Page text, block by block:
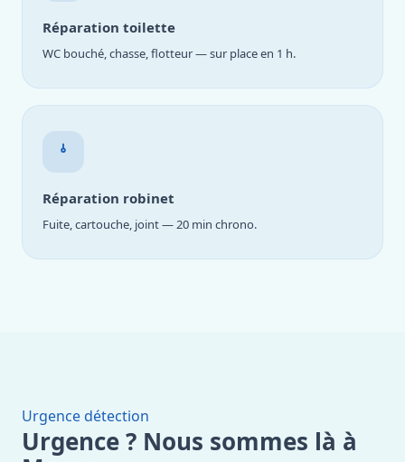
Réparation toilette
WC bouché, chasse, flotteur — sur place en 1 h.
Réparation robinet
Fuite, cartouche, joint — 20 min chrono.
Urgence détection
Urgence ? Nous sommes là à